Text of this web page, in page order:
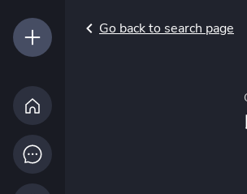
Go back to search page